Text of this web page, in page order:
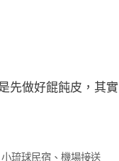
先做好餛飩皮，其實
小琉球民宿、 機場接送